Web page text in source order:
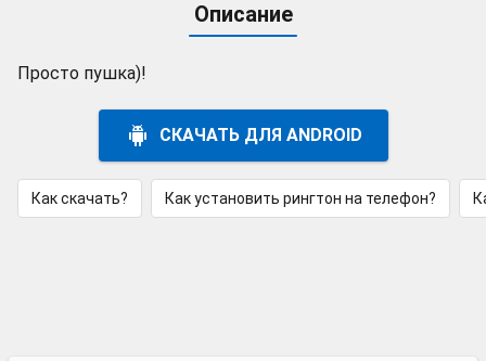
Описание
Просто пушка)!
СКАЧАТЬ ДЛЯ ANDROID
Как скачать? Как установить рингтон на телефон?